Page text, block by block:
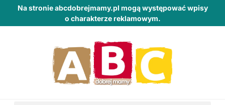
Na stronie abcdobrejmamy.pl mogą występować wpisy
o charakterze reklamowym.